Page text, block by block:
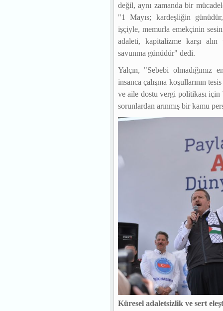
değil, aynı zamanda bir
"1 Mayıs; kardeşliğin
işçiyle, memurla emekçinin
adaleti, kapitalizme karşı
savunma günüdür" dedi.
Yalçın, "Sebebi olmadığımız
insanca çalışma koşullarının
ve aile dostu vergi politikası
sorunlardan arınmış bir kamu
Küresel adaletsizlik ve sert